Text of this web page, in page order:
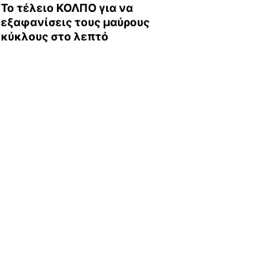
Το τέλειο ΚΟΛΠΟ για να
εξαφανίσεις τους μαύρους
κύκλους στο λεπτό